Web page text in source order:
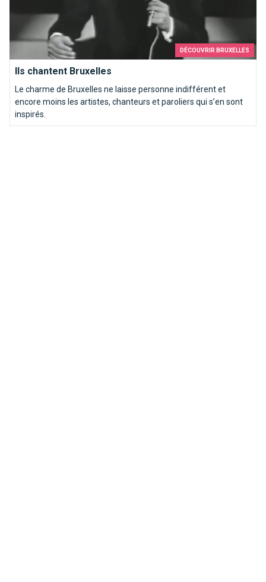
DÉCOUVRIR BRUXELLES
Ils chantent Bruxelles
Le charme de Bruxelles ne laisse personne indifférent et
encore moins les artistes, chanteurs et paroliers qui s’en sont
inspirés.